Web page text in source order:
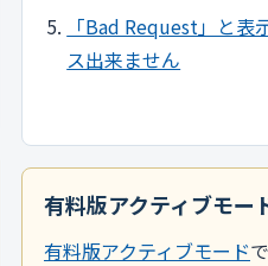
「Bad Request」と表
ス出来ません
有料版アクティブモー
有料版アクティブモード